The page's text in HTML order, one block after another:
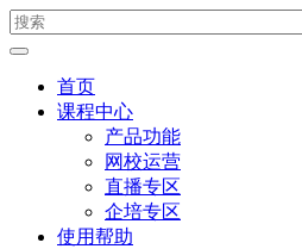
首页
课程中心
产品功能
网校运营
直播专区
企培专区
使用帮助